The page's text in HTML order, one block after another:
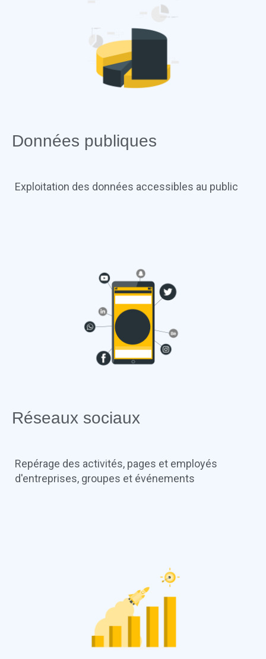
Données publiques
Exploitation des données accessibles au public
Réseaux sociaux
Repérage des activités, pages et employés
d'entreprises, groupes et événements